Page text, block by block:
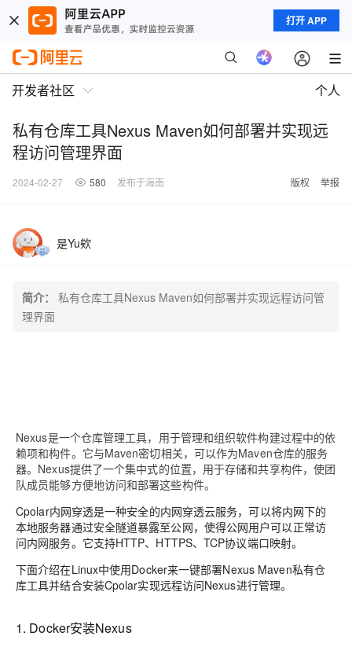
打开 APP
开发者社区 个人
私有仓库工具Nexus Maven如何部署并实现远
程访问管理界面
2024-02-27 580 发布于海南 版权 举报
是Yu欸
简介：
私有仓库工具Nexus Maven如何部署并实现远程访问管
理界面
Nexus是一个仓库管理工具，用于管理和组织软件构建过程中的依
赖项和构件。它与Maven密切相关，可以作为Maven仓库的服务
器。Nexus提供了一个集中式的位置，用于存储和共享构件，使团
队成员能够方便地访问和部署这些构件。
Cpolar内网穿透是一种安全的内网穿透云服务，可以将内网下的
本地服务器通过安全隧道暴露至公网，使得公网用户可以正常访
问内网服务。它支持HTTP、HTTPS、TCP协议端口映射。
下面介绍在Linux中使用Docker来一键部署Nexus Maven私有仓
库工具并结合安装Cpolar实现远程访问Nexus进行管理。
1. Docker安装Nexus